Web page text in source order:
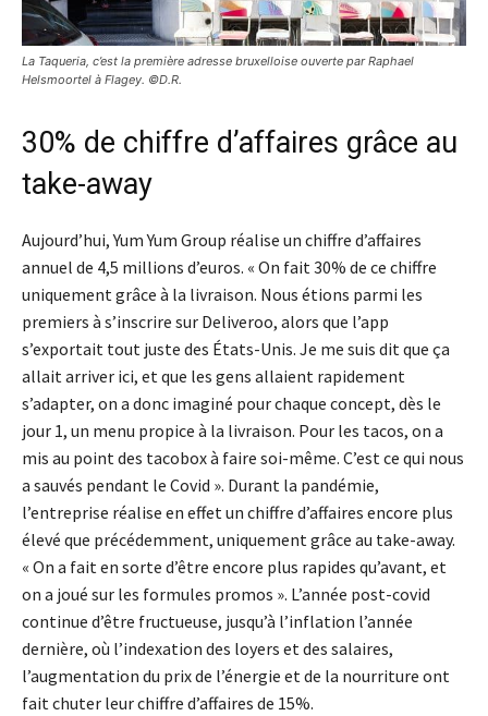
La Taqueria, c’est la première adresse bruxelloise ouverte par Raphael
Helsmoortel à Flagey. ©D.R.
30% de chiffre d’affaires grâce au
take-away
Aujourd’hui, Yum Yum Group réalise un chiffre d’affaires
annuel de 4,5 millions d’euros. « On fait 30% de ce chiffre
uniquement grâce à la livraison. Nous étions parmi les
premiers à s’inscrire sur Deliveroo, alors que l’app
s’exportait tout juste des États-Unis. Je me suis dit que ça
allait arriver ici, et que les gens allaient rapidement
s’adapter, on a donc imaginé pour chaque concept, dès le
jour 1, un menu propice à la livraison. Pour les tacos, on a
mis au point des tacobox à faire soi-même. C’est ce qui nous
a sauvés pendant le Covid ». Durant la pandémie,
l’entreprise réalise en effet un chiffre d’affaires encore plus
élevé que précédemment, uniquement grâce au take-away.
« On a fait en sorte d’être encore plus rapides qu’avant, et
on a joué sur les formules promos ». L’année post-covid
continue d’être fructueuse, jusqu’à l’inflation l’année
dernière, où l’indexation des loyers et des salaires,
l’augmentation du prix de l’énergie et de la nourriture ont
fait chuter leur chiffre d’affaires de 15%.